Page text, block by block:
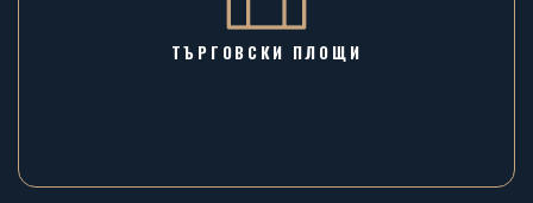
ТЪРГОВСКИ ПЛОЩИ